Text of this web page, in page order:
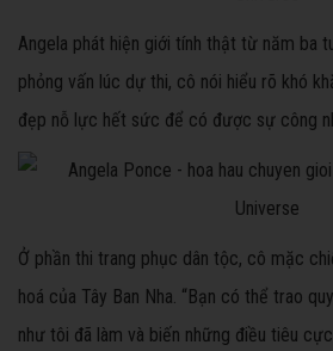
Angela phát hiện giới tính thật từ năm ba
phỏng vấn lúc dự thi, cô nói hiểu rõ khó
đẹp nỗ lực hết sức để có được sự công
Ở phần thi trang phục dân tộc, cô mặc
hoá của Tây Ban Nha. “Bạn có thể trao
như tôi đã làm và biến những điều tiêu